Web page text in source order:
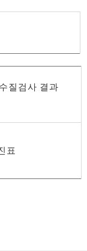
질검사 결과
표